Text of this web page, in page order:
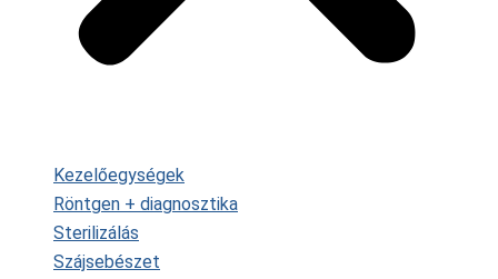
Kezelőegységek
Röntgen + diagnosztika
Sterilizálás
Szájsebészet